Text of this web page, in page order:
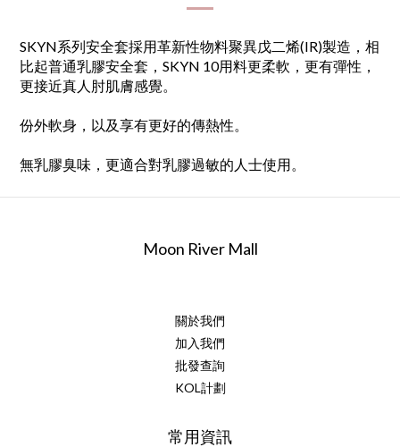
SKYN系列安全套採用革新性物料聚異戊二烯(IR)製造，相
比起普通乳膠安全套，SKYN 10用料更柔軟，更有彈性，
更接近真人肘肌膚感覺。
份外軟身，以及享有更好的傳熱性。
無乳膠臭味，更適合對乳膠過敏的人士使用。
Moon River Mall
關於我們
加入我們
批發查詢
KOL計劃
常用資訊